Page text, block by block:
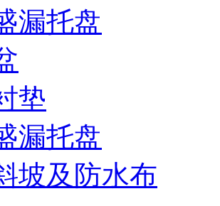
漏托盘
垫
漏托盘
坡及防水布